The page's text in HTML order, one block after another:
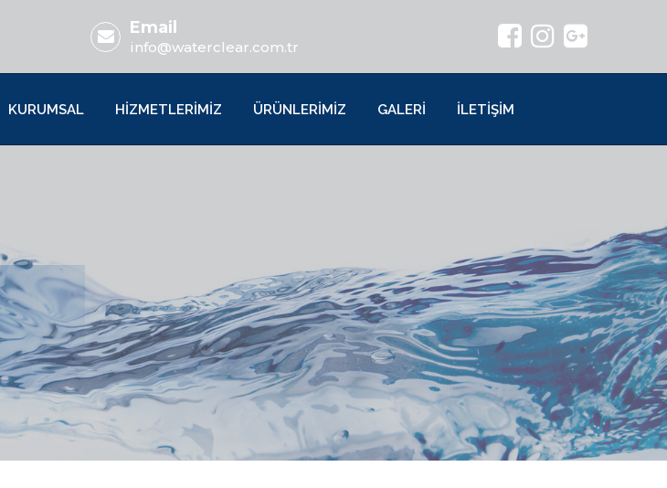
Email
info@waterclear.com.tr
KURUMSAL HİZMETLERİMİZ ÜRÜNLERİMİZ GALERİ İLETİŞİM